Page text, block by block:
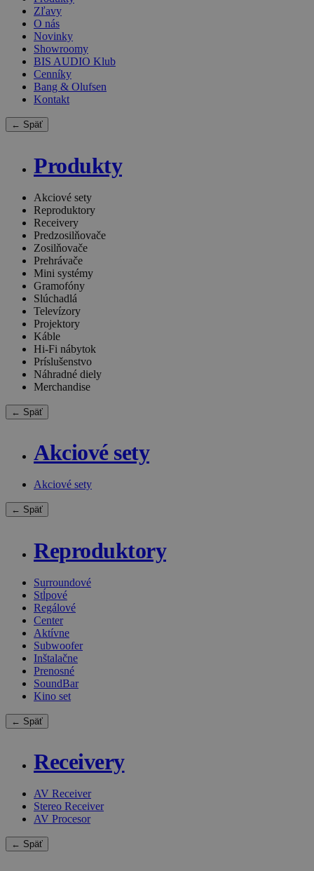
Zľavy
O nás
Novinky
Showroomy
BIS AUDIO Klub
Cenníky
Bang & Olufsen
Kontakt
← Späť
Produkty
Akciové sety
Reproduktory
Receivery
Predzosilňovače
Zosilňovače
Prehrávače
Mini systémy
Gramofóny
Slúchadlá
Televízory
Projektory
Káble
Hi-Fi nábytok
Príslušenstvo
Náhradné diely
Merchandise
← Späť
Akciové sety
Akciové sety
← Späť
Reproduktory
Surroundové
Stĺpové
Regálové
Center
Aktívne
Subwoofer
Inštalačne
Prenosné
SoundBar
Kino set
← Späť
Receivery
AV Receiver
Stereo Receiver
AV Procesor
← Späť